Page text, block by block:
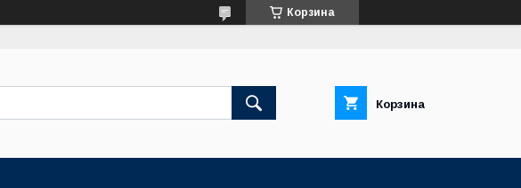
Корзина
Корзина